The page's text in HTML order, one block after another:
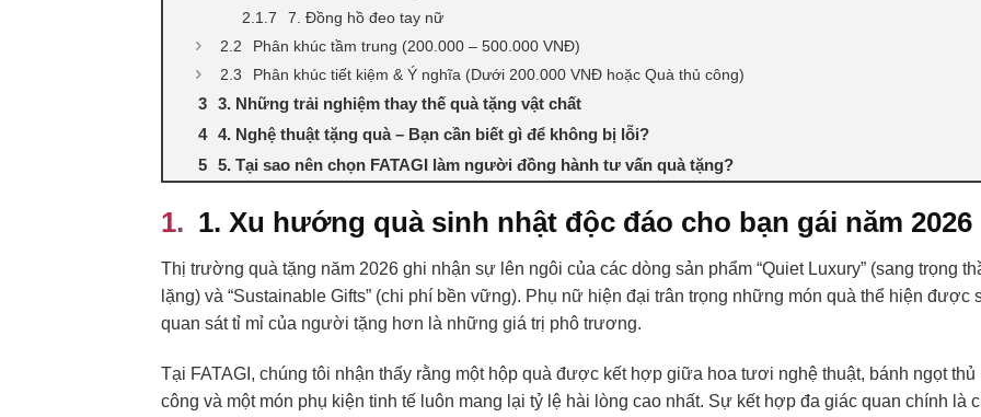
7. Đồng hồ đeo tay nữ
Phân khúc tầm trung (200.000 – 500.000 VNĐ)
Phân khúc tiết kiệm & Ý nghĩa (Dưới 200.000 VNĐ hoặc Quà thủ công)
3. Những trải nghiệm thay thế quà tặng vật chất
4. Nghệ thuật tặng quà – Bạn cần biết gì để không bị lỗi?
5. Tại sao nên chọn FATAGI làm người đồng hành tư vấn quà tặng?
1. Xu hướng quà sinh nhật độc đáo cho bạn gái năm 2026
Thị trường quà tặng năm 2026 ghi nhận sự lên ngôi của các dòng sản phẩm “Quiet Luxury” (sang trọng
lặng) và “Sustainable Gifts” (chi phí bền vững). Phụ nữ hiện đại trân trọng những món quà thể hiện được
quan sát tỉ mỉ của người tặng hơn là những giá trị phô trương.
Tại FATAGI, chúng tôi nhận thấy rằng một hộp quà được kết hợp giữa hoa tươi nghệ thuật, bánh ngọt thủ
công và một món phụ kiện tinh tế luôn mang lại tỷ lệ hài lòng cao nhất. Sự kết hợp đa giác quan chính là